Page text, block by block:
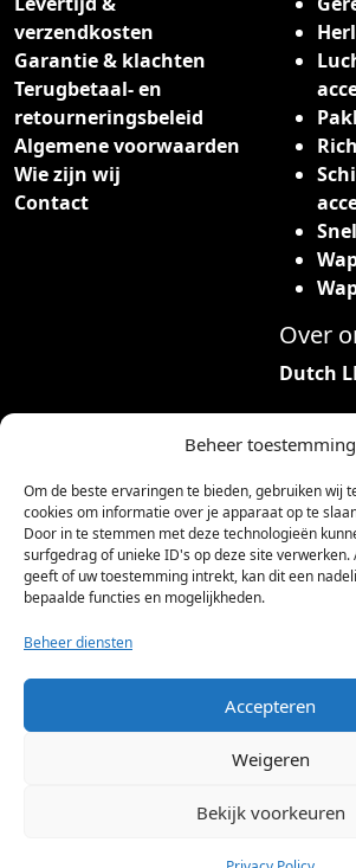
Beheer toestemming
Om de beste ervaringen te bieden, gebruiken wij
cookies om informatie over je apparaat op te
Door in te stemmen met deze technologieën
surfgedrag of unieke ID's op deze site
geeft of uw toestemming intrekt, kan dit een
bepaalde functies en mogelijkheden.
Beheer diensten
Accepteren
Weigeren
Bekijk voorkeuren
f
t
m
e
e
r
d
e
a
e
s
.
D
e
z
verzendkosten
Garantie & klachten
Terugbetaal- en
retourneringsbeleid
Algemene voorwaarden
Wie zijn wij
Contact
Over
Dutch
Adres:
35
(geen
+31 45
2026 Dutch LRS